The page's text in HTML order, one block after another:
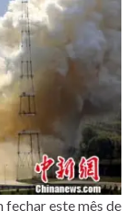
este mês de